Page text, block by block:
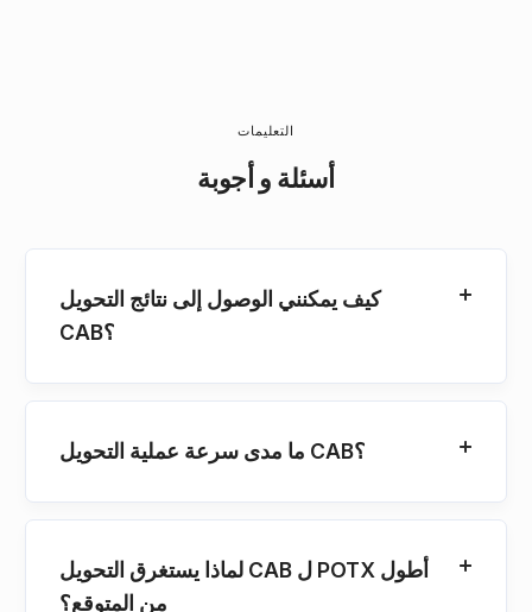
التعليمات
أسئلة و أجوبة
كيف يمكنني الوصول إلى نتائج التحويل
CAB؟
ما مدى سرعة عملية التحويل CAB؟
لماذا يستغرق التحويل CAB ل POTX أطول
من المتوقع؟